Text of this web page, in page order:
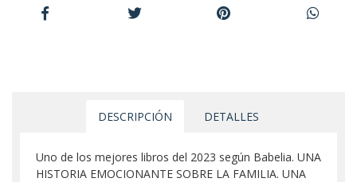
DESCRIPCIÓN DETALLES
Uno de los mejores libros del 2023 según Babelia. UNA
HISTORIA EMOCIONANTE SOBRE LA FAMILIA. UNA